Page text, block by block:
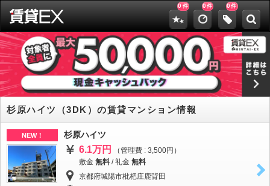
0 件 0件 0件
杉原ハイツ（3DK）の賃貸マンション情報
NEW！ 杉原ハイツ
6.1万円
（管理費 : 3,500円）
敷金 無料 /礼金 無料
京都府城陽市枇杷庄鹿背田